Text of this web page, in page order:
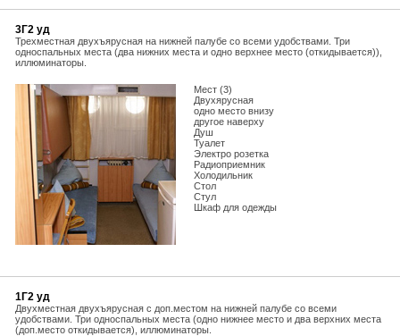
3Г2 уд
Трехместная двухъярусная на нижней палубе со всеми удобствами. Три
односпальных места (два нижних места и одно верхнее место (откидывается)),
иллюминаторы.
Мест (3)
Двухярусная
одно место внизу
другое наверху
Душ
Туалет
Электро розетка
Радиоприемник
Холодильник
Стол
Стул
Шкаф для одежды
1Г2 уд
Двухместная двухъярусная с доп.местом на нижней палубе со всеми
удобствами. Три односпальных места (одно нижнее место и два верхних места
(доп.место откидывается), иллюминаторы.